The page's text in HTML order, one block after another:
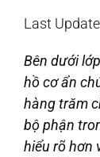
Last
Bên dưới
hồ cơ ẩn
hàng trăm
bộ phận
hiểu rõ hơn